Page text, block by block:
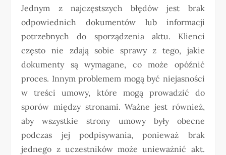
Jednym z najczęstszych błędów jest brak
odpowiednich dokumentów lub informacji
potrzebnych do sporządzenia aktu. Klienci
często nie zdają sobie sprawy z tego, jakie
dokumenty są wymagane, co może opóźnić
proces. Innym problemem mogą być niejasności
w treści umowy, które mogą prowadzić do
sporów między stronami. Ważne jest również,
aby wszystkie strony umowy były obecne
podczas jej podpisywania, ponieważ brak
jednego z uczestników może unieważnić akt.